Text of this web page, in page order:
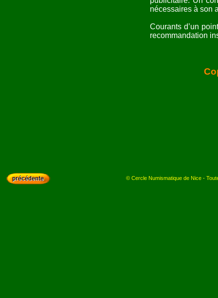
© Cercle Numismatique de Nice -
nécessaires à son
Courants d’un
recommandation